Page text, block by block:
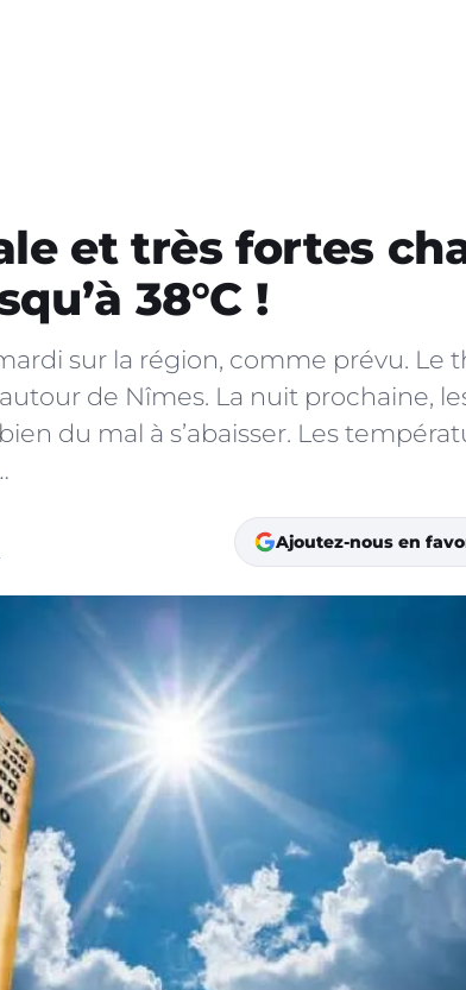
et très fortes
38°C !
sur la région, comme prévu. Le
de Nîmes. La nuit prochaine,
du mal à s’abaisser. Les
Ajoutez-nous en